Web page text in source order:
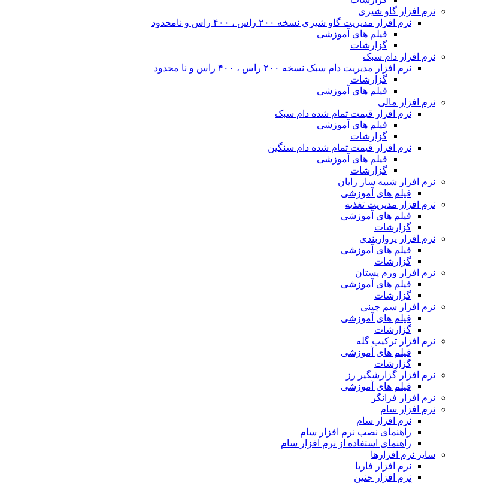
نرم افزار گاو شیری
نرم افزار مدیریت گاو شیری نسخه ۲۰۰ راس ، ۴۰۰ راس و نامحدود
فیلم های آموزشی
گزارشات
نرم افزار دام سبک
نرم افزار مدیریت دام سبک نسخه ۲۰۰ راس ، ۴۰۰ راس و نا محدود
گزارشات
فیلم های آموزشی
نرم افزار مالی
نرم افزار قیمت تمام شده دام سبک
فیلم های آموزشی
گزارشات
نرم افزار قیمت تمام شده دام سنگین
فیلم های آموزشی
گزارشات
نرم افزار شبیه ساز رایان
فیلم های آموزشی
نرم افزار مدیریت تغذیه
فیلم های آموزشی
گزارشات
نرم افزار پرواربندی
فیلم های آموزشی
گزارشات
نرم افزار ورم پستان
فیلم های آموزشی
گزارشات
نرم افزار سم چینی
فیلم های آموزشی
گزارشات
نرم افزار ترکیب گله
فیلم های آموزشی
گزارشات
نرم افزار گزارشگیر رز
فیلم های آموزشی
نرم افزار فرانگر
نرم افزار سام
نرم افزار سام
راهنمای نصب نرم افزار سام
راهنمای استفاده از نرم افزار سام
سایر نرم افزارها
نرم افزار فاریا
نرم افزار جنین